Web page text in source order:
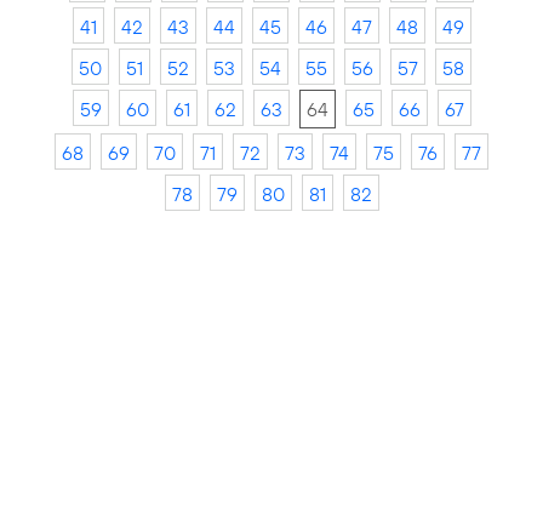
41
42 43 44 45 46 47 48
49
50
51 52 53 54 55 56 57
58
59
60 61 62 63 64 65 66
67
68
69 70 71 72 73 74 75 76
77
78
79 80 81 82